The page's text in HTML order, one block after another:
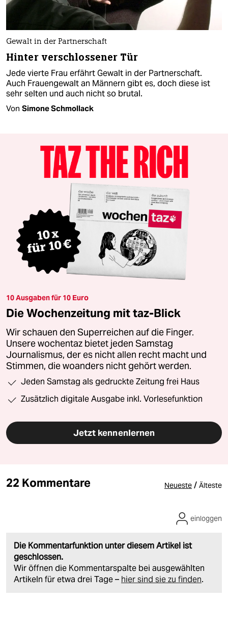
Gewalt in der Partnerschaft
Hinter verschlossener Tür
Jede vierte Frau erfährt Gewalt in der Partnerschaft.
Auch Frauengewalt an Männern gibt es, doch diese ist
sehr selten und auch nicht so brutal.
Von Simone Schmollack
10 Ausgaben für 10 Euro
Die Wochenzeitung mit taz-Blick
Wir schauen den Superreichen auf die Finger.
Unsere wochentaz bietet jeden Samstag
Journalismus, der es nicht allen recht macht und
Stimmen, die woanders nicht gehört werden.
Jeden Samstag als gedruckte Zeitung frei Haus
Zusätzlich digitale Ausgabe inkl. Vorlesefunktion
Jetzt kennenlernen
22 Kommentare Neueste / Älteste
Die Kommentarfunktion unter diesem Artikel ist
geschlossen.
Wir öffnen die Kommentarspalte bei ausgewählten
Artikeln für etwa drei Tage – hier sind sie zu finden.
einloggen